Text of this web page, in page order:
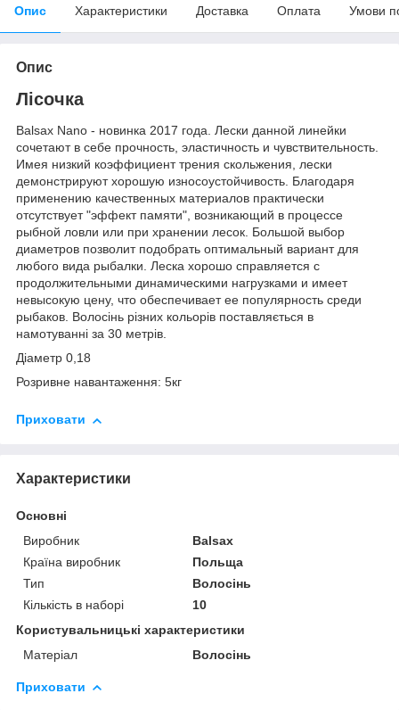
Опис Характеристики Доставка Оплата Умови
Опис
Лісочка
Balsax Nano - новинка 2017 года. Лески данной линейки
сочетают в себе прочность, эластичность и чувствительность.
Имея низкий коэффициент трения скольжения, лески
демонстрируют хорошую износоустойчивость. Благодаря
применению качественных материалов практически
отсутствует "эффект памяти", возникающий в процессе
рыбной ловли или при хранении лесок. Большой выбор
диаметров позволит подобрать оптимальный вариант для
любого вида рыбалки. Леска хорошо справляется с
продолжительными динамическими нагрузками и имеет
невысокую цену, что обеспечивает ее популярность среди
рыбаков. Волосінь різних кольорів поставляється в
намотуванні за 30 метрів.
Діаметр 0,18
Розривне навантаження: 5кг
Приховати
Характеристики
Основні
Виробник
Balsax
Країна виробник
Польща
Тип
Волосінь
Кількість в наборі
10
Користувальницькі характеристики
Матеріал
Волосінь
Приховати